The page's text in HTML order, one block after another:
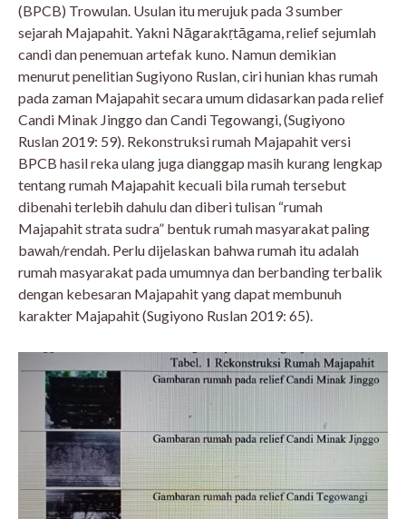
(BPCB) Trowulan. Usulan itu merujuk pada 3 sumber
sejarah Majapahit. Yakni Nāgarakṛtāgama, relief sejumlah
candi dan penemuan artefak kuno. Namun demikian
menurut penelitian Sugiyono Ruslan, ciri hunian khas rumah
pada zaman Majapahit secara umum didasarkan pada relief
Candi Minak Jinggo dan Candi Tegowangi, (Sugiyono
Ruslan 2019: 59). Rekonstruksi rumah Majapahit versi
BPCB hasil reka ulang juga dianggap masih kurang lengkap
tentang rumah Majapahit kecuali bila rumah tersebut
dibenahi terlebih dahulu dan diberi tulisan “rumah
Majapahit strata sudra” bentuk rumah masyarakat paling
bawah/rendah. Perlu dijelaskan bahwa rumah itu adalah
rumah masyarakat pada umumnya dan berbanding terbalik
dengan kebesaran Majapahit yang dapat membunuh
karakter Majapahit (Sugiyono Ruslan 2019: 65).